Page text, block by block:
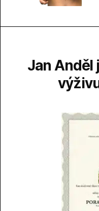
Jan Anděl